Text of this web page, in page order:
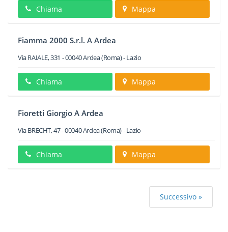
Chiama Mappa
Fiamma 2000 S.r.l. A Ardea
Via RAIALE, 331 -00040Ardea(Roma) -Lazio
Chiama Mappa
Fioretti Giorgio A Ardea
Via BRECHT, 47-00040Ardea(Roma) -Lazio
Chiama Mappa
Successivo »